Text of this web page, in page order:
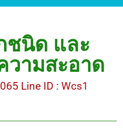
อบต.แหลมบัวนครปฐม
ไลน์ WCS1
การดูแลรักษาพื้นหินขัด
นิด และ
วามสะอาด
Line ID : Wcs1